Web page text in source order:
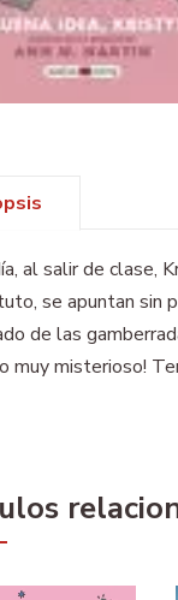
al salir de clase,
se apuntan sin
de las
muy misterioso!